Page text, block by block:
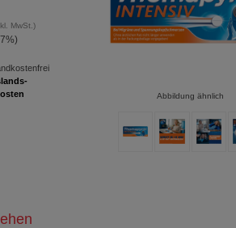
MwSt.)
)
Abbildung ähnlich